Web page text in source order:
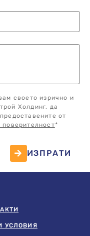
своето изрично и
Холдинг, да
от
*
ИЗПРАТИ
УСЛОВИЯ